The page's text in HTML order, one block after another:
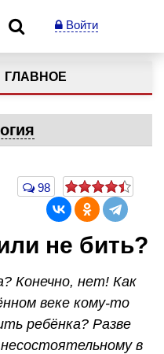
Войти
ГЛАВНОЕ
98
не бить?
Конечно, нет! Как
веке кому-то
ребёнка? Разве
в